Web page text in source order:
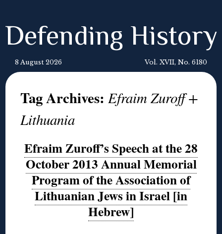
Defending History
8 August 2026 Vol. XVII, No. 6180
Tag Archives:Efraim Zuroff +
Lithuania
Efraim Zuroff’s Speech at the 28
October 2013 Annual Memorial
Program of the Association of
Lithuanian Jews in Israel [in
Hebrew]